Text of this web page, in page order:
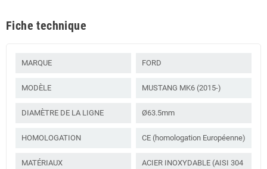
Fiche technique
MARQUE FORD
MODÈLE MUSTANG MK6 (2015-)
DIAMÈTRE DE LA LIGNE Ø63.5mm
HOMOLOGATION CE (homologation Européenne)
MATÉRIAUX
ACIER INOXYDABLE (AISI 304